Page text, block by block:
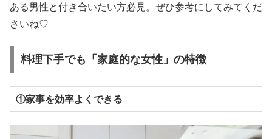
ある男性と付き合いたい方必見。ぜひ参考にしてみてくだ
さいね♡
料理下手でも「家庭的な女性」の特徴
①家事を効率よくできる